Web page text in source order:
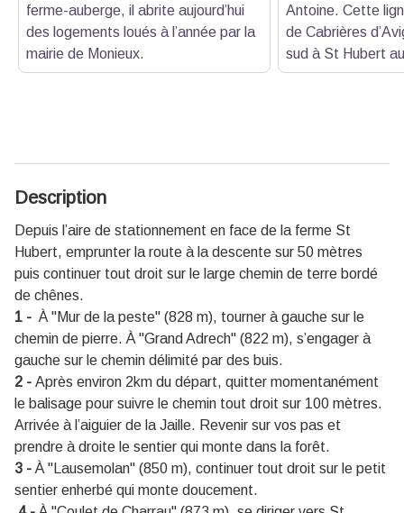
ferme-auberge, il abrite aujourd’hui
des logements loués à l’année par la
mairie de Monieux.
Antoine. Cette
de Cabrières
sud à St Hubert
Description
Depuis l’aire de stationnement en face de la ferme St
Hubert, emprunter la route à la descente sur 50 mètres
puis continuer tout droit sur le large chemin de terre bordé
de chênes.
1 - À "Mur de la peste" (828 m), tourner à gauche sur le
chemin de pierre. À "Grand Adrech" (822 m), s’engager à
gauche sur le chemin délimité par des buis.
2 - Après environ 2km du départ, quitter momentanément
le balisage pour suivre le chemin tout droit sur 100 mètres.
Arrivée à l’aiguier de la Jaille. Revenir sur vos pas et
prendre à droite le sentier qui monte dans la forêt.
3 - À "Lausemolan" (850 m), continuer tout droit sur le petit
sentier enherbé qui monte doucement.